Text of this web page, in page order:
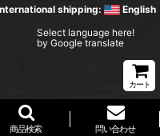
shipping: English
Select language here!
by Google translate
カート
商品検索 問い合わせ